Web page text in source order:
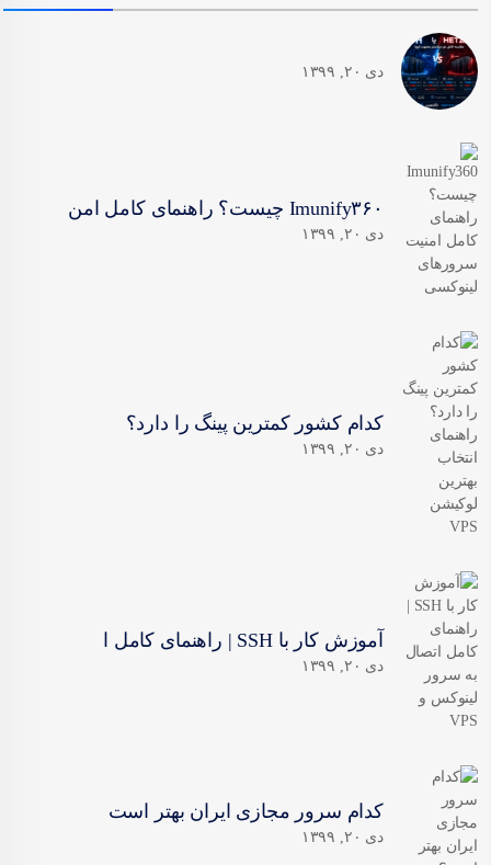
دی ۲۰, ۱۳۹۹
Imunify۳۶۰ چیست؟ راهنمای کامل امن
دی ۲۰, ۱۳۹۹
کدام کشور کمترین پینگ را دارد؟
دی ۲۰, ۱۳۹۹
آموزش کار با SSH | راهنمای کامل ا
دی ۲۰, ۱۳۹۹
کدام سرور مجازی ایران بهتر است
دی ۲۰, ۱۳۹۹